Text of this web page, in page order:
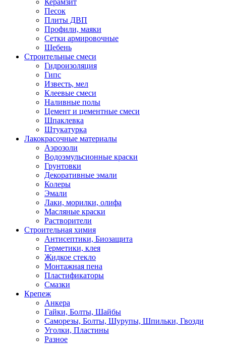
Керамзит
Песок
Плиты ДВП
Профили, маяки
Сетки армировочные
Щебень
Строительные смеси
Гидроизоляция
Гипс
Известь, мел
Клеевые смеси
Наливные полы
Цемент и цементные смеси
Шпаклевка
Штукатурка
Лакокрасочные материалы
Аэрозоли
Водоэмульсионные краски
Грунтовки
Декоративные эмали
Колеры
Эмали
Лаки, морилки, олифа
Масляные краски
Растворители
Строительная химия
Антисептики, Биозащита
Герметики, клея
Жидкое стекло
Монтажная пена
Пластификаторы
Смазки
Крепеж
Анкера
Гайки, Болты, Шайбы
Саморезы, Болты, Шурупы, Шпильки, Гвозди
Уголки, Пластины
Разное